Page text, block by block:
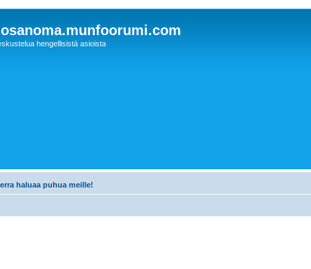
hengellisistä asioista
haluaa puhua meille!